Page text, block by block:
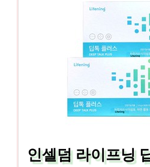
인셀덤 라이프닝